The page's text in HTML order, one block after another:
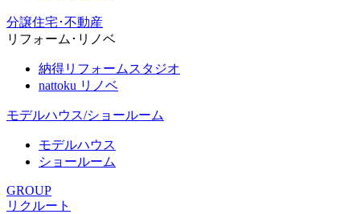
分譲住宅･不動産
リフォーム･リノベ
納得リフォームスタジオ
nattoku リノベ
モデルハウス/ショールーム
モデルハウス
ショールーム
GROUP
リクルート